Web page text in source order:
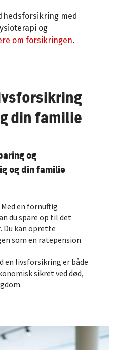
med
og
om forsikringen.
din familie
og
og din familie
Med en fornuftig
du spare op til det
Du kan oprette
som en ratepension
en livsforsikring er både
sikret ved død,